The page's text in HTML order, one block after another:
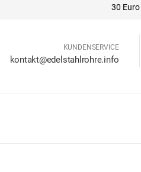
30
KUNDENSERVICE
kontakt@edelstahlrohre.info